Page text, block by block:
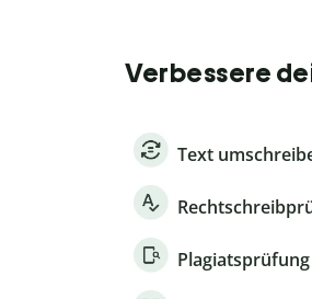
Verbessere
Text
Plagiatsprüfung